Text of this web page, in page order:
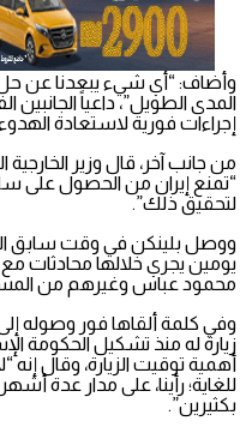
وأضاف: “أي شيء يبعدنا عن حل
المدى الطويل”، داعياً الجانبين
إجراءات فورية لاستعادة
من جانب آخر، قال وزير
“تمنع إيران من الحصول على
لتحقيق ذلك”.
ووصل بلينكن في وقت سابق
يومين يجري خلالها محادثات مع
محمود عباس وغيرهم من
وفي كلمة ألقاها فور وصوله
زيارة له منذ تشكيل الحكومة
أهمية توقيت الزيارة، وقال
للغاية؛ رأينا، على مدار عدة
بكثيرين”.